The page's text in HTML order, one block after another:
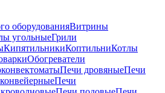
оборудованияВитрины
угольныеГрили
КипятильникиКоптильниКотлы
Обогреватели
Печи дровяныеПечи
Печи